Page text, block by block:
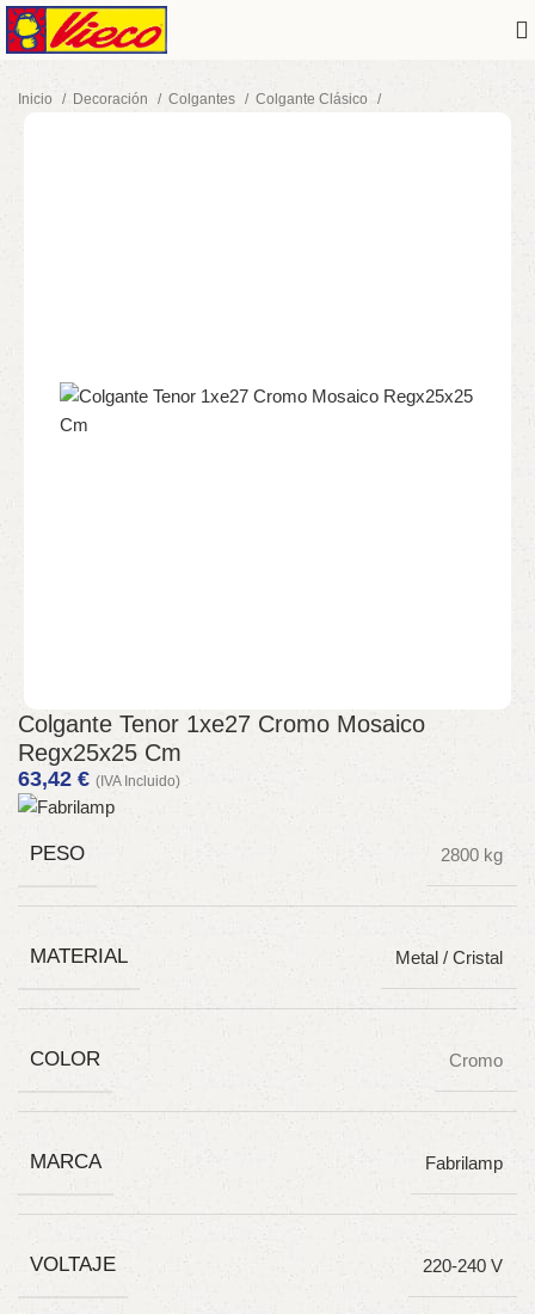
Inicio Decoración Colgantes Colgante Clásico
Colgante Tenor 1xe27 Cromo Mosaico
Regx25x25 Cm
63,42 € (IVA Incluido)
PESO 2800 kg
MATERIAL Metal / Cristal
COLOR Cromo
MARCA Fabrilamp
VOLTAJE 220-240 V